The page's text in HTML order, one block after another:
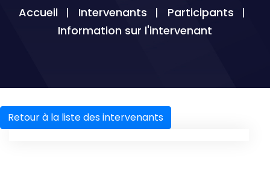
Accueil Intervenants
Participants
Information sur l'intervenant
Retour à la liste des intervenants